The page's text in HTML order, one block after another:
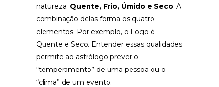
natureza: Quente, Frio, Úmido e Seco. A
combinação delas forma os quatro
elementos. Por exemplo, o Fogo é
Quente e Seco. Entender essas qualidades
permite ao astrólogo prever o
“temperamento” de uma pessoa ou o
“clima” de um evento.